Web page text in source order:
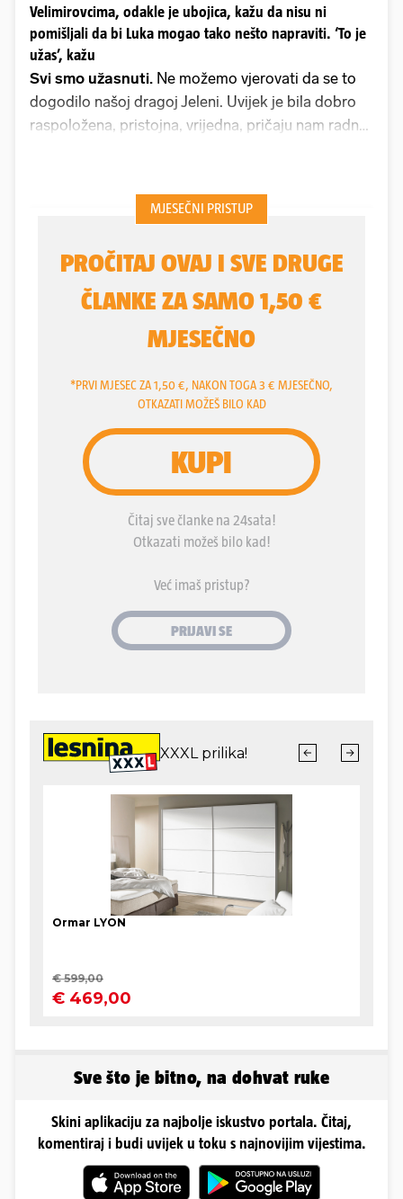
Velimirovcima, odakle je ubojica, kažu da nisu ni
pomišljali da bi Luka mogao tako nešto napraviti. ‘To je
užas’, kažu
Svi smo užasnuti. Ne možemo vjerovati da se to
dogodilo našoj dragoj Jeleni. Uvijek je bila dobro
raspoložena, pristojna, vrijedna, pričaju nam radne
Velimirovca. On ju satima čekao skriven ispred
njene kuće, sve dok se nije pojavila u automobilu
Sve što je bitno, na dohvat ruke
Skini aplikaciju za najbolje iskustvo portala. Čitaj,
komentiraj i budi uvijek u toku s najnovijim vijestima.